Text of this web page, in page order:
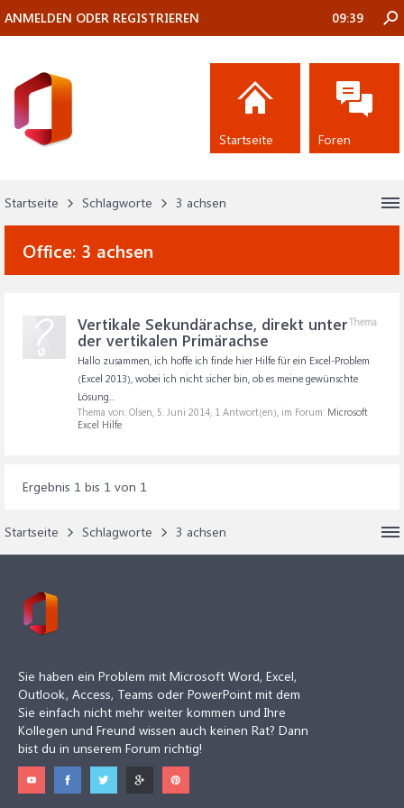
Startseite Schlagworte 3 achsen
Office: 3 achsen
Thema
Vertikale Sekundärachse, direkt unter
der vertikalen Primärachse
Hallo zusammen, ich hoffe ich finde hier Hilfe für ein Excel-Problem
(Excel 2013), wobei ich nicht sicher bin, ob es meine gewünschte
Lösung...
Thema von: Olsen, 5. Juni 2014, 1 Antwort(en), im Forum: Microsoft
Excel Hilfe
Ergebnis 1 bis 1 von 1
Startseite Schlagworte 3 achsen
ANMELDEN ODER REGISTRIEREN 09:39
Startseite Foren
Sie haben ein Problem mit Microsoft Word, Excel,
Outlook, Access, Teams oder PowerPoint mit dem
Sie einfach nicht mehr weiter kommen und Ihre
Kollegen und Freund wissen auch keinen Rat? Dann
bist du in unserem Forum richtig!